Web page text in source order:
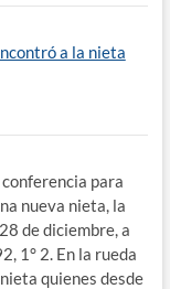
a la nieta
para
nueva nieta, la
de diciembre, a
1° 2. En la rueda
quienes desde